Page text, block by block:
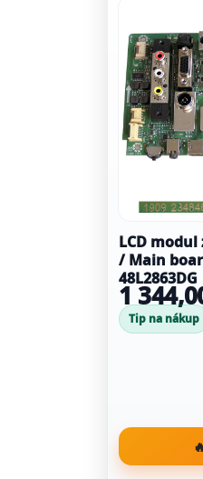
LCD modul
/ Main board 23484698
48L2863DG
1
Tip na nákup